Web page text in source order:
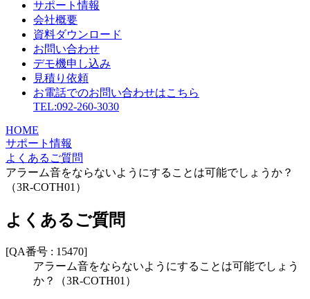
サポート情報
会社概要
資料ダウンロード
お問い合わせ
デモ機申し込み
見積り依頼
お電話でのお問い合わせはこちら
TEL:092-260-3030
HOME
サポート情報
よくあるご質問
アラーム音をならないようにすることは可能でしょうか？
（3R-COTH01）
よくあるご質問
[QA番号 : 15470]
アラーム音をならないようにすることは可能でしょう
か？（3R-COTH01）